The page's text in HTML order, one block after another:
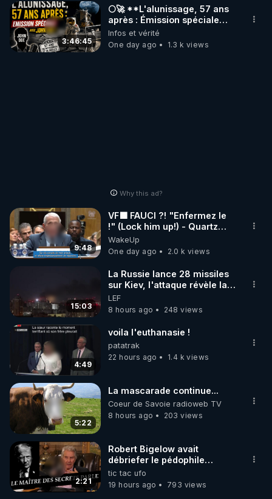
3:46:45
🌕🚀 **L'alunissage, 57 ans
après : Émission spéciale
avec John Doe !** 👨 🚀✨
Infos et vérité
One day ago
1.3 k views
Why this ad?
9:48
VF🟩 FAUCI ?! "Enfermez le
!" (Lock him up!) - Quartz
Traduction
WakeUp
One day ago
2.0 k views
15:03
La Russie lance 28 missiles
sur Kiev, l'attaque révèle la
faiblesse de Kiev
LEF
8 hours ago
248 views
4:49
voila l'euthanasie !
patatrak
22 hours ago
1.4 k views
5:22
La mascarade continue...
Coeur de Savoie radioweb TV
8 hours ago
203 views
2:21
Robert Bigelow avait
débriefer le pédophile
génocidaire de donald j
trump
tic tac ufo
19 hours ago
793 views